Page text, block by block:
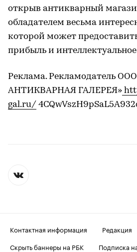
открыв антикварный
обладателем весьма
которой может
прибыль и
Реклама. Рекламодатель
АНТИКВАРНАЯ ГАЛЕРЕЯ»
gal.ru/
Контактная информация
Редакция
Скрыть баннеры на РБК
Подписка